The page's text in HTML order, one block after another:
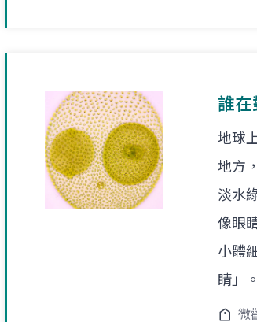
誰在
地球
地方
淡水
像眼
小體
睛」。
微